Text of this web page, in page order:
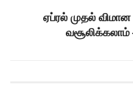
ஏப்ரல் முதல்